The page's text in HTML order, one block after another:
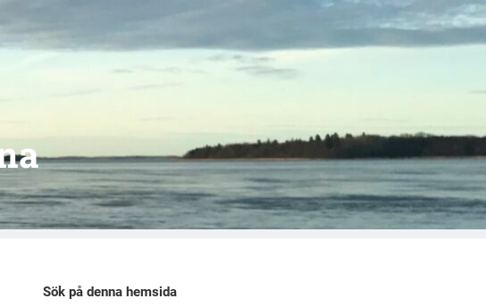
Sök på denna hemsida